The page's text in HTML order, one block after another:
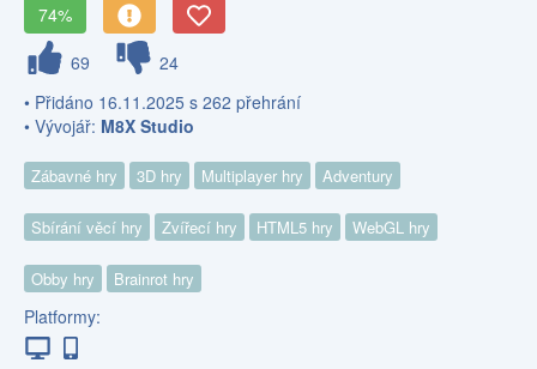
74%
69
24
• Přidáno 16.11.2025 s 262 přehrání
• Vývojář: M8X Studio
Zábavné hry 3D hry Multiplayer hry Adventury
Sbírání věcí hry Zvířecí hry HTML5 hry WebGL hry
Obby hry Brainrot hry
Platformy: